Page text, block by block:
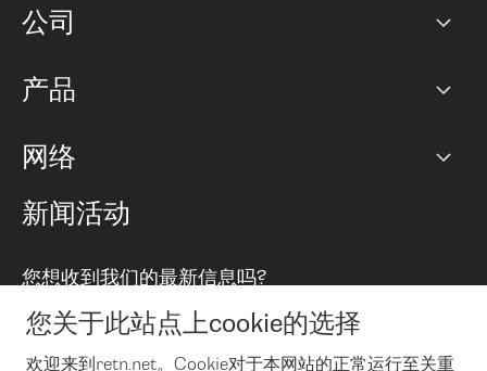
您关于此站点上cookie的选择
欢迎来到retn.net。Cookie对于本网站的正常运行至关重
公司
PoP 点
对等互联政策
RTT Map
产品
互联网
远程 IX
云连接
防DDoS攻击保护服务(DDoS Protection)
网络
可控全球私用网络
BGP 解决方案
TRANSKZ
网络安全
新闻活动
您想收到我们的最新信息吗?